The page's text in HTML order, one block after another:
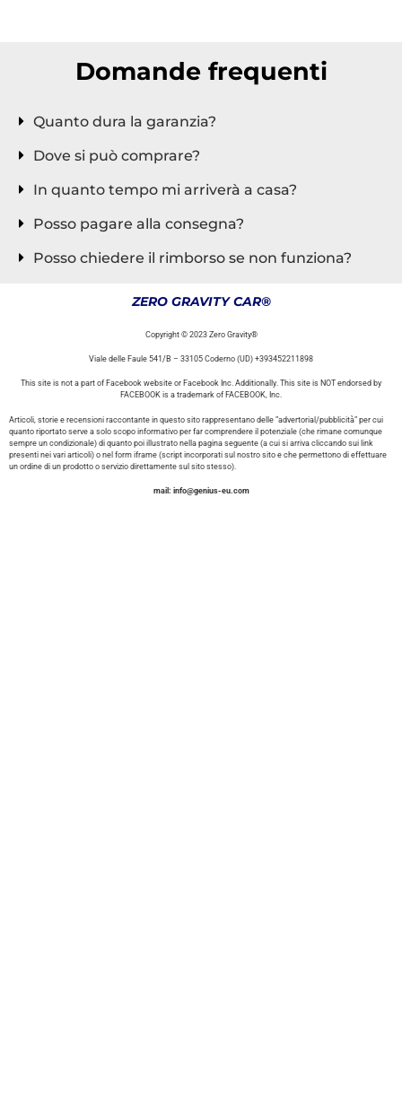
Domande frequenti
Quanto dura la garanzia?
Dove si può comprare?
In quanto tempo mi arriverà a casa?
Posso pagare alla consegna?
Posso chiedere il rimborso se non funziona?
ZERO GRAVITY CAR®
Copyright © 2023 Zero Gravity®
Viale delle Faule 541/B – 33105 Coderno (UD) +393452211898
This site is not a part of Facebook website or Facebook Inc. Additionally. This site is NOT endorsed by
FACEBOOK is a trademark of FACEBOOK, Inc.
Articoli, storie e recensioni raccontante in questo sito rappresentano delle ”advertorial/pubblicità” per cui
quanto riportato serve a solo scopo informativo per far comprendere il potenziale (che rimane comunque
sempre un condizionale) di quanto poi illustrato nella pagina seguente (a cui si arriva cliccando sui link
presenti nei vari articoli) o nel form iframe (script incorporati sul nostro sito e che permettono di effettuare
un ordine di un prodotto o servizio direttamente sul sito stesso).
mail: info@genius-eu.com